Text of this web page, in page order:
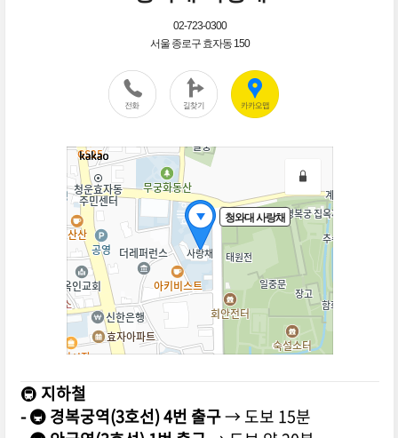
🚇 지하철
- 🚇 경복궁역(3호선) 4번 출구→ 도보 15분